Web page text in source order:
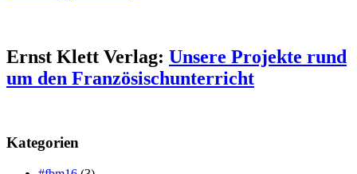
Ernst Klett Verlag: Unsere Projekte rund
um den Französischunterricht
Kategorien